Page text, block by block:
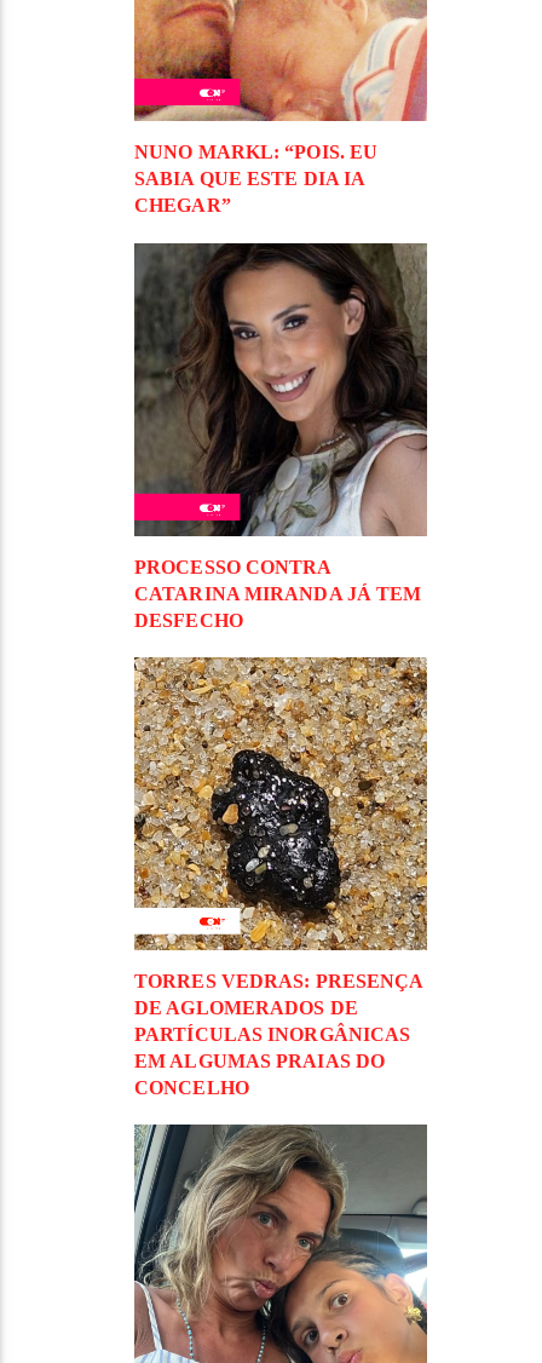
NUNO MARKL: “POIS. EU
SABIA QUE ESTE DIA IA
CHEGAR”
PROCESSO CONTRA
CATARINA MIRANDA JÁ TEM
DESFECHO
TORRES VEDRAS: PRESENÇA
DE AGLOMERADOS DE
PARTÍCULAS INORGÂNICAS
EM ALGUMAS PRAIAS DO
CONCELHO